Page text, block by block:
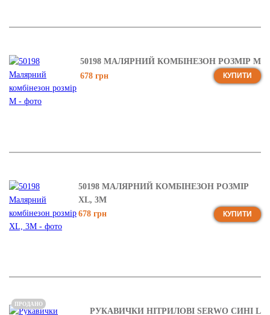
50198 МАЛЯРНИЙ КОМБІНЕЗОН РОЗМІР M
678 грн
КУПИТИ
50198 МАЛЯРНИЙ КОМБІНЕЗОН РОЗМІР
XL, 3М
678 грн
КУПИТИ
РУКАВИЧКИ НІТРИЛОВІ SERWO СИНІ L
ПРОДАНО